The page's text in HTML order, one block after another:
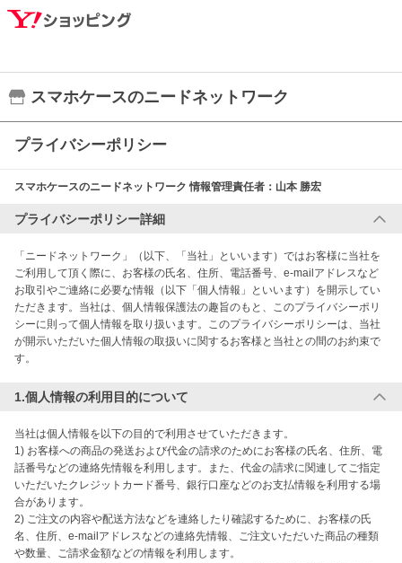
スマホケースのニードネットワーク
プライバシーポリシー
スマホケースのニードネットワーク 情報管理責任者： 山本 勝宏
プライバシーポリシー詳細
「ニードネットワーク」（以下、「当社」といいます）ではお客様に当社を
ご利用して頂く際に、お客様の氏名、住所、電話番号、e-mailアドレスなど
お取引やご連絡に必要な情報（以下「個人情報」といいます）を開示してい
ただきます。当社は、個人情報保護法の趣旨のもと、このプライバシーポリ
シーに則って個人情報を取り扱います。このプライバシーポリシーは、当社
が開示いただいた個人情報の取扱いに関するお客様と当社との間のお約束で
す。
1.個人情報の利用目的について
当社は個人情報を以下の目的で利用させていただきます。
1) お客様への商品の発送および代金の請求のためにお客様の氏名、住所、電
話番号などの連絡先情報を利用します。また、代金の請求に関連してご指定
いただいたクレジットカード番号、銀行口座などのお支払情報を利用する場
合があります。
2) ご注文の内容や配送方法などを連絡したり確認するために、お客様の氏
名、住所、e-mailアドレスなどの連絡先情報、ご注文いただいた商品の種類
や数量、ご請求金額などの情報を利用します。